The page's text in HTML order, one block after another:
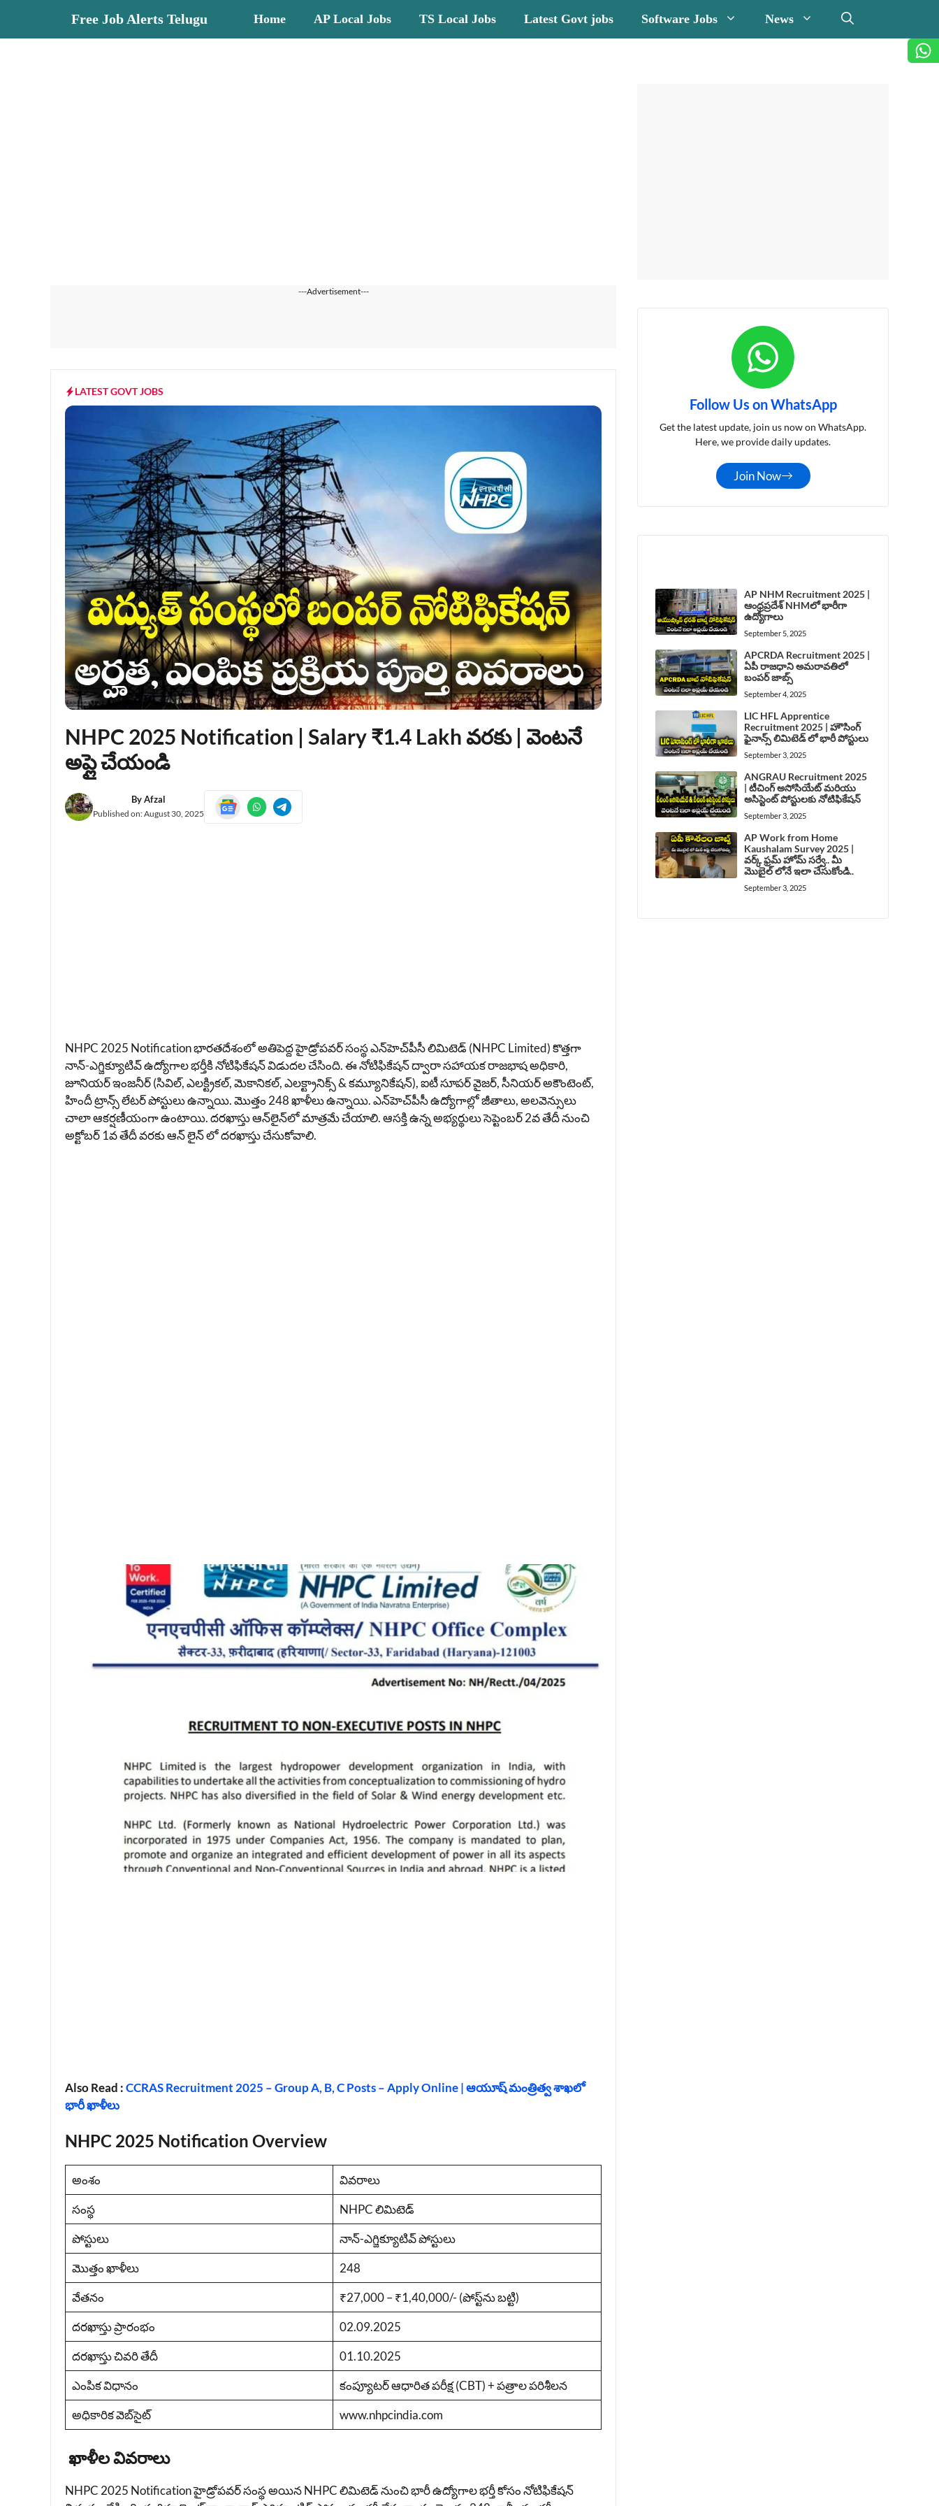
content
Free Job Alerts Telugu Home AP Local Jobs TS Local Jobs Latest Govt jobs Software Jobs News
---Advertisement---
LATEST GOVT JOBS
NHPC 2025 Notification | Salary ₹1.4 Lakh వరకు | వెంటనే
అప్లై చేయండి
ByAfzal
Published on:August 30, 2025
NHPC 2025 Notification భారతదేశంలో అతిపెద్ద హైడ్రోపవర్ సంస్థ ఎన్‌హెచ్‌పీసీ లిమిటెడ్ (NHPC Limited) కొత్తగా
నాన్-ఎగ్జిక్యూటివ్ ఉద్యోగాల భర్తీకి నోటిఫికేషన్ విడుదల చేసింది. ఈ నోటిఫికేషన్ ద్వారా సహాయక రాజభాష అధికారి,
జూనియర్ ఇంజనీర్ (సివిల్, ఎలక్ట్రికల్, మెకానికల్, ఎలక్ట్రానిక్స్ & కమ్యూనికేషన్), ఐటీ సూపర్ వైజర్, సీనియర్ అకౌంటెంట్,
హిందీ ట్రాన్స్ లేటర్ పోస్టులు ఉన్నాయి. మొత్తం 248 ఖాళీలు ఉన్నాయి. ఎన్‌హెచ్‌పీసీ ఉద్యోగాల్లో జీతాలు, అలవెన్సులు
చాలా ఆకర్షణీయంగా ఉంటాయి. దరఖాస్తు ఆన్‌లైన్‌లో మాత్రమే చేయాలి. ఆసక్తి ఉన్న అభ్యర్థులు సెప్టెంబర్ 2వ తేదీ నుంచి
అక్టోబర్ 1వ తేదీ వరకు ఆన్ లైన్ లో దరఖాస్తు చేసుకోవాలి.
Also Read :CCRAS Recruitment 2025 – Group A, B, C Posts – Apply Online | ఆయూష్ మంత్రిత్వ శాఖలో
భారీ ఖాళీలు
NHPC 2025 Notification Overview
అంశం
వివరాలు
సంస్థ
NHPC లిమిటెడ్
పోస్టులు
నాన్-ఎగ్జిక్యూటివ్ పోస్టులు
మొత్తం ఖాళీలు
248
వేతనం
₹27,000 – ₹1,40,000/- (పోస్ట్‌ను బట్టి)
దరఖాస్తు ప్రారంభం
02.09.2025
దరఖాస్తు చివరి తేదీ
01.10.2025
ఎంపిక విధానం
కంప్యూటర్ ఆధారిత పరీక్ష (CBT) + పత్రాల పరిశీలన
అధికారిక వెబ్‌సైట్
www.nhpcindia.com
ఖాళీల వివరాలు
NHPC 2025 Notification హైడ్రోపవర్ సంస్థ అయిన NHPC లిమిటెడ్ నుంచి భారీ ఉద్యోగాల భర్తీ కోసం నోటిఫికేషన్
Follow Us on WhatsApp
Get the latest update, join us now on WhatsApp.
Here, we provide daily updates.
Join Now
AP NHM Recruitment 2025 |
ఆంధ్రప్రదేశ్ NHMలో భారీగా
ఉద్యోగాలు
September 5, 2025
APCRDA Recruitment 2025 |
ఏపీ రాజధాని అమరావతిలో
బంపర్ జాబ్స్
September 4, 2025
LIC HFL Apprentice
Recruitment 2025 | హౌసింగ్
ఫైనాన్స్ లిమిటెడ్ లో భారీ పోస్టులు
September 3, 2025
ANGRAU Recruitment 2025
| టీచింగ్ అసోసియేట్ మరియు
అసిస్టెంట్ పోస్టులకు నోటిఫికేషన్
September 3, 2025
AP Work from Home
Kaushalam Survey 2025 |
వర్క్ ఫ్రమ్ హోమ్ సర్వే.. మీ
మొబైల్ లోనే ఇలా చేసుకోండి..
September 3, 2025